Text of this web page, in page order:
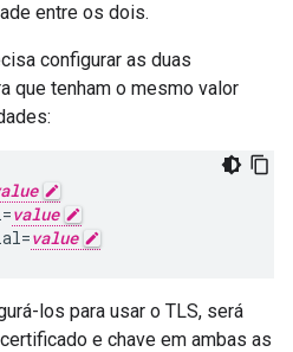
entre os dois.
configurar as duas
que tenham o mesmo valor
value
value
los para usar o TLS, será
e chave em ambas as